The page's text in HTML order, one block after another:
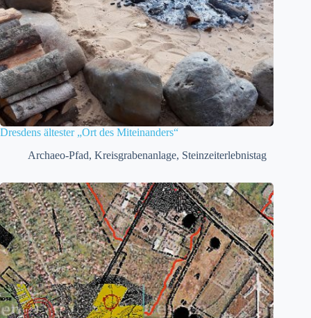
Dresdens ältester „Ort des Miteinanders“
Archaeo-Pfad, Kreisgrabenanlage, Steinzeiterlebnistag